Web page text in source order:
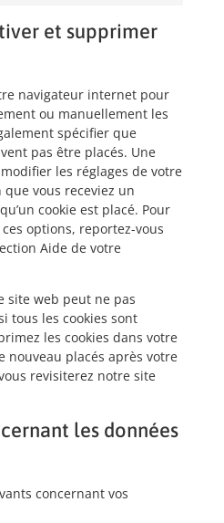
et supprimer
navigateur internet pour
ou manuellement les
spécifier que
pas être placés. Une
les réglages de votre
vous receviez un
cookie est placé. Pour
options, reportez-vous
Aide de votre
site web peut ne pas
tous les cookies sont
les cookies dans votre
nouveau placés après votre
revisiterez notre site
les données
concernant vos